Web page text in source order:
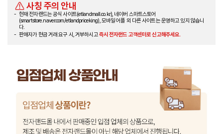
사칭 주의 안내
현재 전자랜드는 공식 사이트(etlandmall.co.kr), 네이버 스마트스토어
(smartstore.naver.com/etlandpriceking), 모바일 어플 외 다른 사이트는 운영하고 있지 않습니
다.
판매자가 현금 거래 요구 시, 거부하시고즉시 전자랜드 고객센터로 신고해주세요.